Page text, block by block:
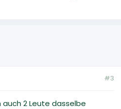
#3
2 Leute dasselbe